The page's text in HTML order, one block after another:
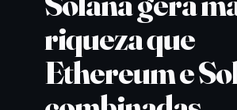
riqueza que
Ethereum e